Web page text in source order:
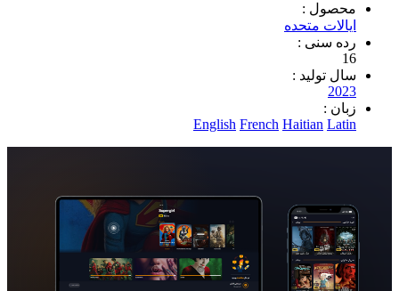
:
متحده
سنی :
:
English French Haitian